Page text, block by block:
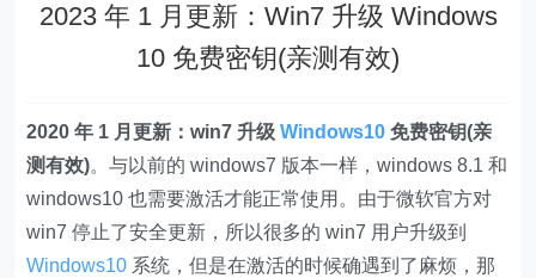
2023 年 1 月更新：Win7 升级 Windows
10 免费密钥(亲测有效)
2020 年 1 月更新：win7 升级Windows10 免费密钥(亲
测有效)。与以前的 windows7 版本一样，windows 8.1 和
windows10 也需要激活才能正常使用。由于微软官方对
win7 停止了安全更新，所以很多的 win7 用户升级到
Windows10 系统，但是在激活的时候确遇到了麻烦，那